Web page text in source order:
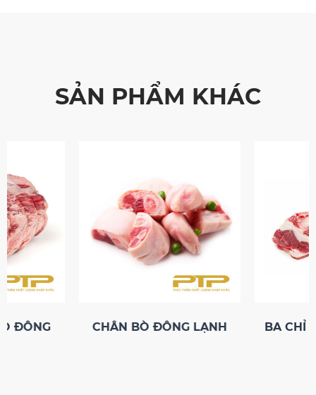
SẢN PHẨM KHÁC
ĐÔNG CHÂN BÒ ĐÔNG LẠNH BA CHỈ